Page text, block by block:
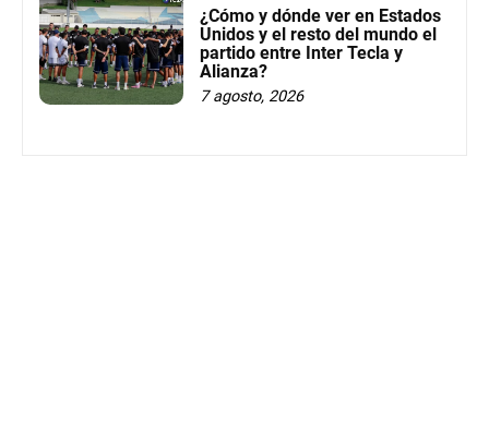
¿Cómo y dónde ver en Estados
Unidos y el resto del mundo el
partido entre Inter Tecla y
Alianza?
7 agosto, 2026